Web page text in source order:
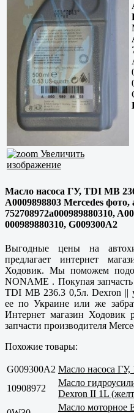
Увеличить
изображение
Масло насоса ГУ, TDI MB
A0009898803 Mercedes фото,
752708972a000989880310,
000989880310, G009300A2
Выгодные цены на
предлагает интернет
Ходовик. Мы поможем
NONAME . Покупая
TDI MB 236.3 0,5л. Dexron || у
ее по Украине или же
Интернет магазин Ходовик
запчасти производителя
Похожие товары:
G009300A2 Масло насоса
10908972
Масло
Dexron II 1L
Масло моторное